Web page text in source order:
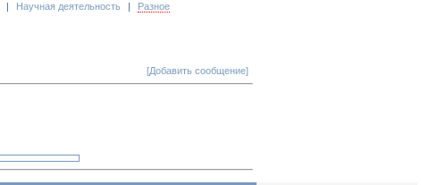
Научная деятельность Разное
[Добавить сообщение]